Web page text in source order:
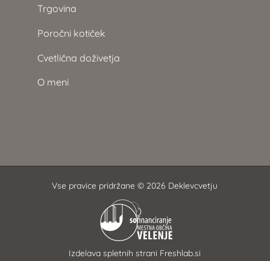
Trgovina
Poročni kotiček
Cvetlična doživetja
O meni
Vse pravice pridržane © 2026 Deklevcvetju
Izdelava spletnih strani Freshlab.si